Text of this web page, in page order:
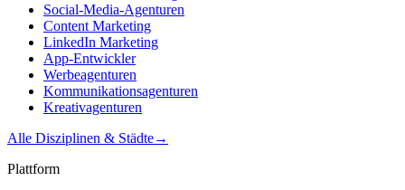
Social-Media-Agenturen
Content Marketing
LinkedIn Marketing
App-Entwickler
Werbeagenturen
Kommunikationsagenturen
Kreativagenturen
Alle Disziplinen & Städte→
Plattform